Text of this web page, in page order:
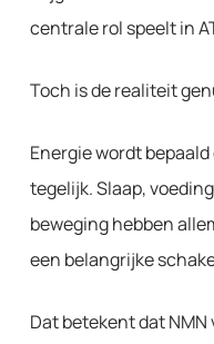
centrale rol speelt in
Toch is de realiteit
Energie wordt
tegelijk. Slaap,
beweging hebben
een belangrijke
Dat betekent dat